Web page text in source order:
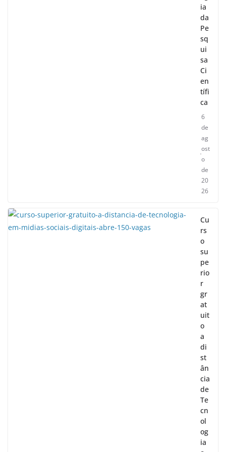
ia
da
Pe
sq
ui
sa
Ci
en
tífi
ca
6
de
ag
ost
o
de
20
26
Cu
rs
o
su
pe
rio
r
gr
at
uit
o
a
di
st
ân
cia
de
Te
cn
ol
og
ia